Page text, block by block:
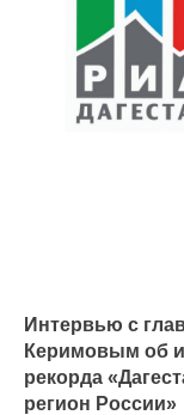
Интервью с
Керимовым об
рекорда
регион России»